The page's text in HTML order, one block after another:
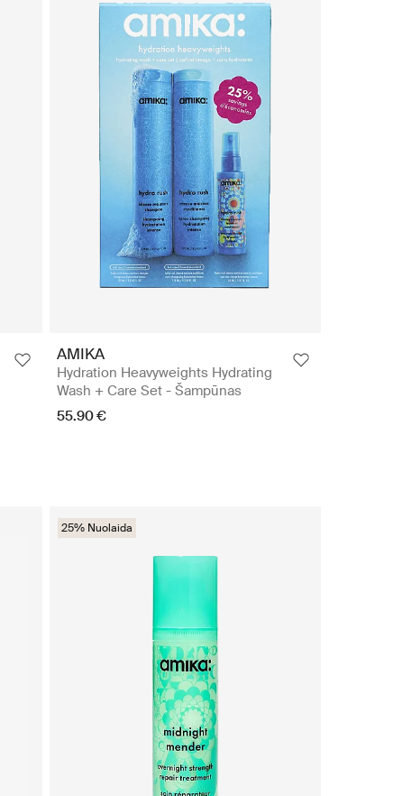
AMIKA
Hydration Heavyweights Hydrating
Wash + Care Set - Šampūnas
55.90 €
25% Nuolaida